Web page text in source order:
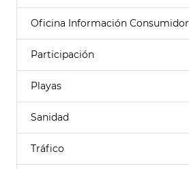
Oficina Información Consumidor
Participación
Playas
Sanidad
Tráfico